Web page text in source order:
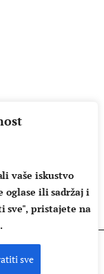
vaše iskustvo
oglase ili sadržaj i
sve", pristajete na
sve
KORIŠTENJA
reserved.